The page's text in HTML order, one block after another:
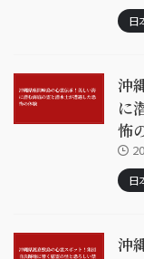
日
沖
に
怖
日
沖